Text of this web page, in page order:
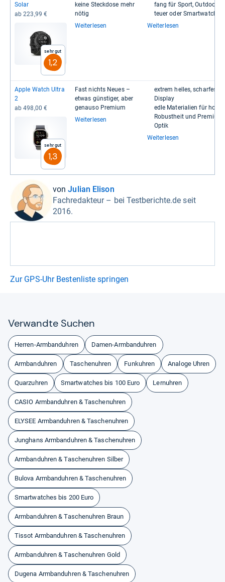
Solar
ab 223,99 €
Sehr gut
1,2
keine Steck­dose mehr
nötig
Weiterlesen
fang für Sport, Out­door,
teuer oder Smart­watch
Weiterlesen
Apple Watch Ultra
2
ab 498,00 €
Sehr gut
1,3
Fast nichts Neues –
etwas güns­ti­ger, aber
genauso Pre­mium
Weiterlesen
extrem hel­les, schar­fes
Dis­play
edle Mate­ria­lien für hohe
Robust­heit und Pre­mium-​​
Optik
Weiterlesen
vonJulian Elison
Fachredakteur – bei Testberichte.de seit
2016.
Zur GPS-Uhr Bestenliste springen
Ver­wandte Suchen
Herren-Armbanduhren Damen-Armbanduhren
Armbanduhren Taschenuhren Funkuhren Analoge Uhren
Quarzuhren Smartwatches bis 100 Euro Lernuhren
CASIO Armbanduhren & Taschenuhren
ELYSEE Armbanduhren & Taschenuhren
Junghans Armbanduhren & Taschenuhren
Armbanduhren & Taschenuhren Silber
Bulova Armbanduhren & Taschenuhren
Smartwatches bis 200 Euro
Armbanduhren & Taschenuhren Braun
Tissot Armbanduhren & Taschenuhren
Armbanduhren & Taschenuhren Gold
Dugena Armbanduhren & Taschenuhren